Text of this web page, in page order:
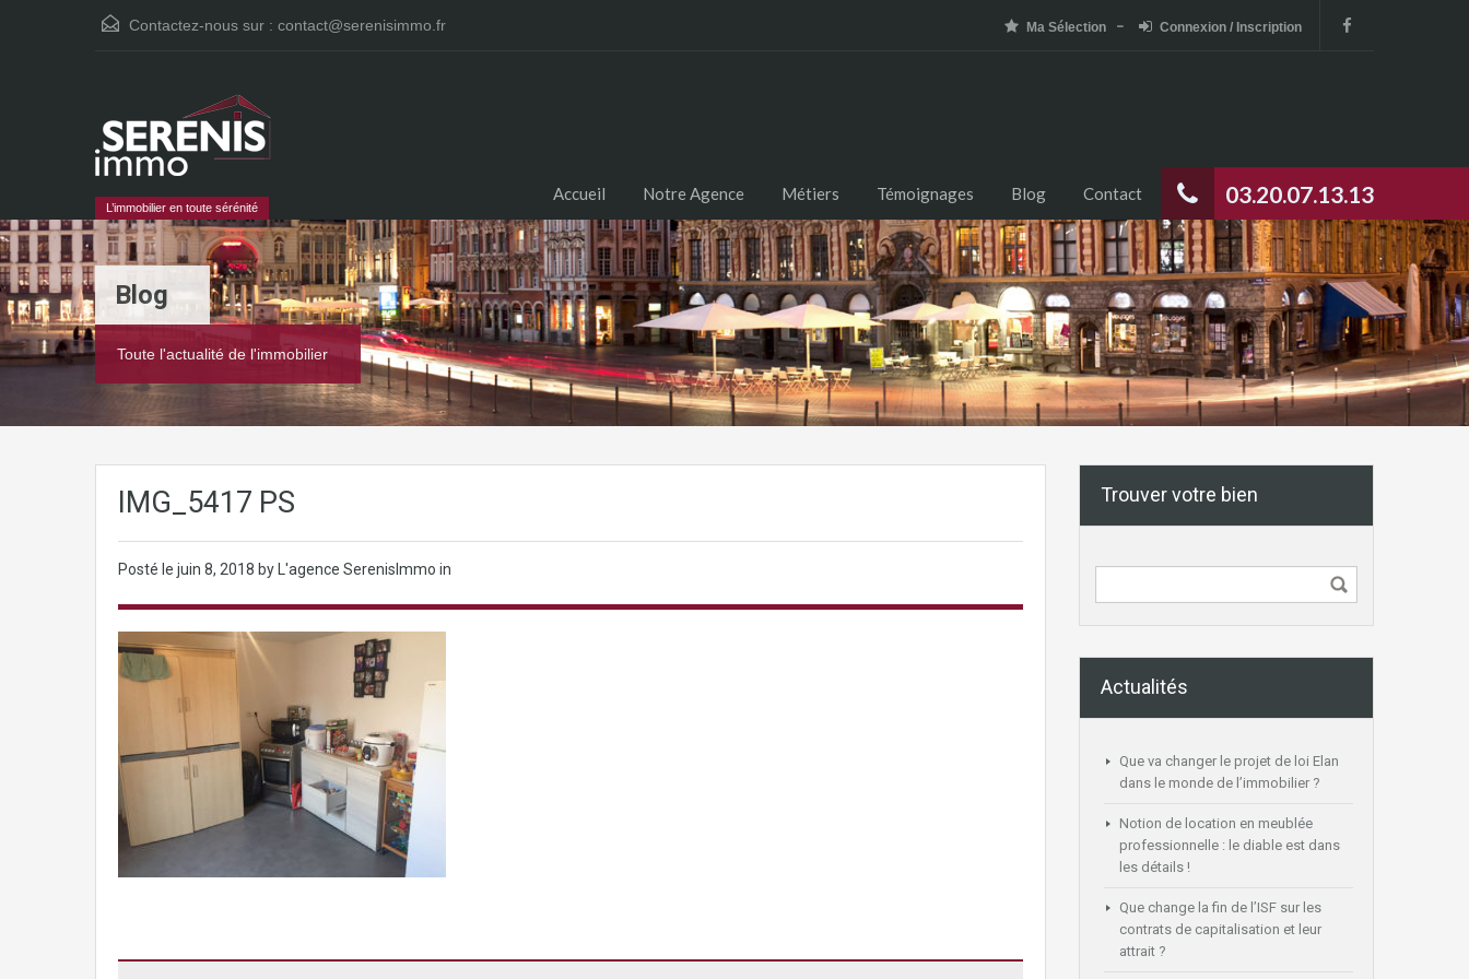
Contactez-nous sur : contact@serenisimmo.fr Ma Sélection Connexion / Inscription
L’immobilier en toute sérénité 03.20.07.13.13
Accueil Notre Agence Métiers Témoignages Blog Contact
Blog
Toute l'actualité de l'immobilier
IMG_5417 PS
Posté le juin 8, 2018 by L'agence SerenisImmo in
Trouver votre bien
Actualités
Que va changer le projet de loi Elan
dans le monde de l’immobilier ?
Notion de location en meublée
professionnelle : le diable est dans
les détails !
Que change la fin de l’ISF sur les
contrats de capitalisation et leur
attrait ?